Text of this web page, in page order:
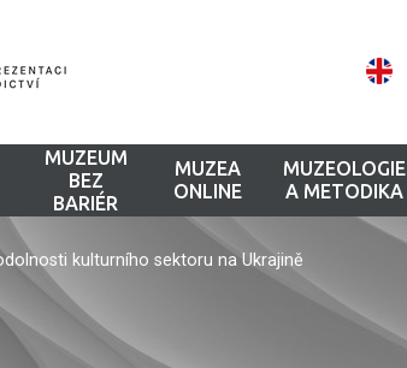
MUZEUM
BEZ
BARIÉR
MUZEA
ONLINE
MUZEOLOGIE
A METODIKA
kulturního sektoru na Ukrajině